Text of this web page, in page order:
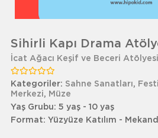
Sihirli Kapı Drama
İcat Ağacı Keşif ve Beceri Atölyesi
Kategoriler: Sahne Sanatları,
Merkezi, Müze
Yaş Grubu: 5 yaş - 10 yaş
Format: Yüzyüze Katılım -